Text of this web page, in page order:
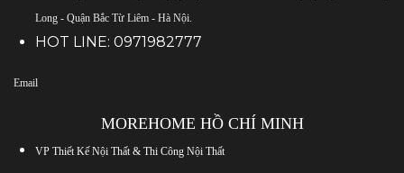
Long - Quận Bắc Từ Liêm - Hà Nội.
HOT LINE: 0971982777
Email
MOREHOME HỒ CHÍ MINH
VP Thiết Kế Nội Thất & Thi Công Nội Thất